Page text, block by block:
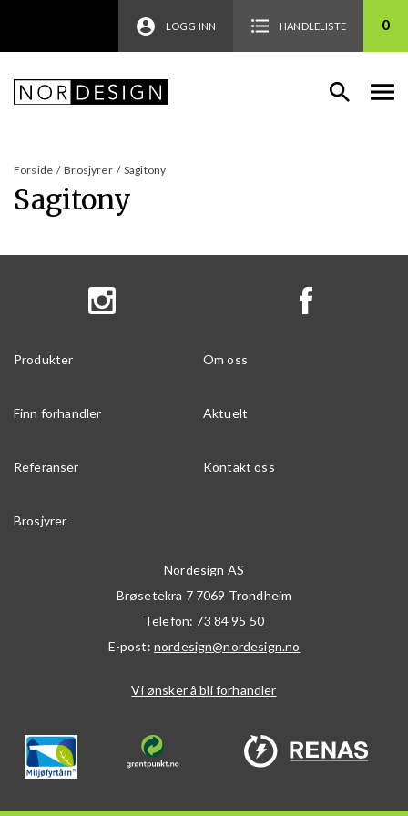
LOGG INN HANDLELISTE 0
Forside / Brosjyrer / Sagitony
Sagitony
Produkter Om oss
Finn forhandler Aktuelt
Referanser Kontakt oss
Brosjyrer
Nordesign AS
Brøsetekra 7 7069 Trondheim
Telefon: 73 84 95 50
E-post: nordesign@nordesign.no
Vi ønsker å bli forhandler